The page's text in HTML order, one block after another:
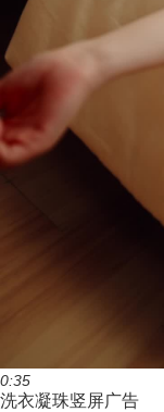
0:35
洗衣凝珠竖屏广告